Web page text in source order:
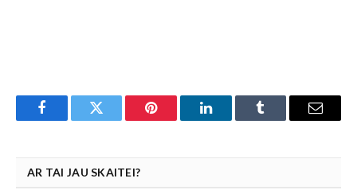
FacebookTwitter Pinterest LinkedInTumblr Email
AR TAI JAU SKAITEI?